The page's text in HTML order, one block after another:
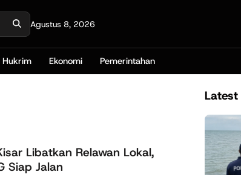
Agustus 8, 2026
Hukrim Ekonomi Pemerintahan
Libatkan Relawan Lokal,
Siap Jalan
Latest